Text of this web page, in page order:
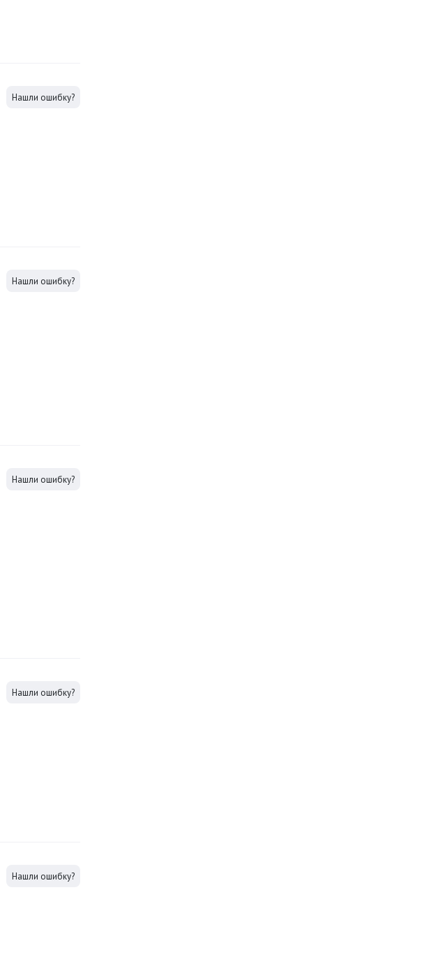
Нашли ошибку?
Нашли ошибку?
Нашли ошибку?
Нашли ошибку?
Нашли ошибку?